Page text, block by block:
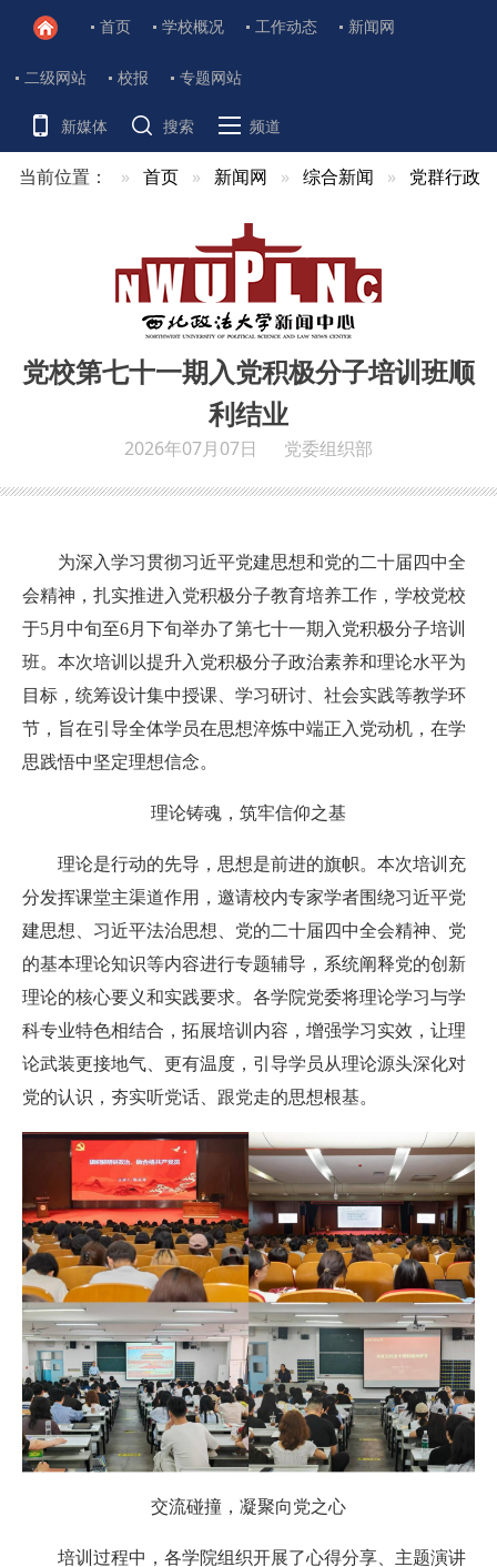
首页 学校概况 工作动态 新闻网
二级网站 校报 专题网站
新媒体 搜索 频道
当前位置： 首页 新闻网 综合新闻 党群行政
党校第七十一期入党积极分子培训班顺
利结业
2026年07月07日 党委组织部
为深入学习贯彻习近平党建思想和党的二十届四中全
会精神，扎实推进入党积极分子教育培养工作，学校党校
于5月中旬至6月下旬举办了第七十一期入党积极分子培训
班。本次培训以提升入党积极分子政治素养和理论水平为
目标，统筹设计集中授课、学习研讨、社会实践等教学环
节，旨在引导全体学员在思想淬炼中端正入党动机，在学
思践悟中坚定理想信念。
理论铸魂，筑牢信仰之基
理论是行动的先导，思想是前进的旗帜。 本次培训 充
分发挥课堂主渠道作用，邀请校内专家学者围绕习近平党
建思想、习近平法治思想、党的二十届四中全会精神、党
的基本理论知识等内容进行专题辅导，系统阐释党的创新
理论的核心要义和实践要求。各学院党委将理论学习与学
科专业特色相结合，拓展培训内容，增强学习实效，让理
论武装更接地气、更有温度，引导学员从理论源头深化对
党的认识，夯实听党话、跟党走的思想根基。
交流碰撞，凝聚向党之心
培训过程中，各学院组织开展了心得分享、主题演讲